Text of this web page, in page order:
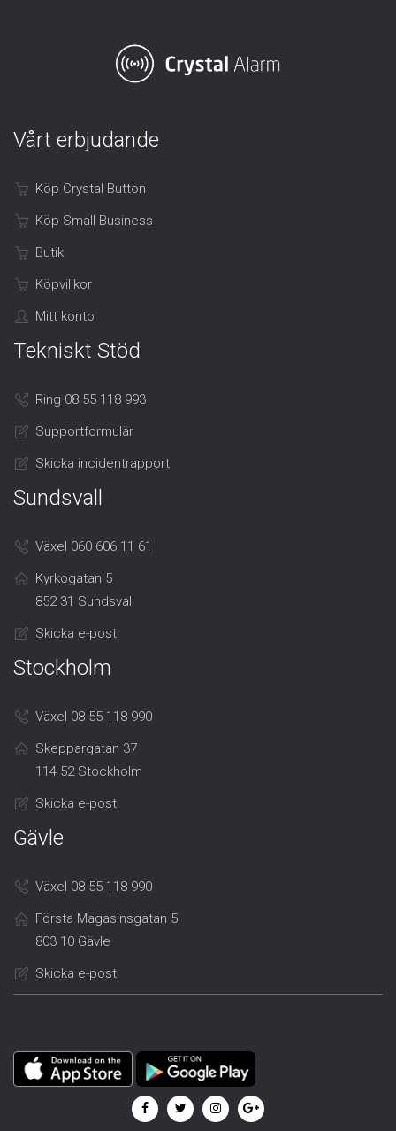
Vårt erbjudande
Köp Crystal Button
Köp Small Business
Butik
Köpvillkor
Mitt konto
Tekniskt Stöd
Ring 08 55 118 993
Supportformulär
Skicka incidentrapport
Sundsvall
Växel 060 606 11 61
Kyrkogatan 5
852 31 Sundsvall
Skicka e-post
Stockholm
Växel 08 55 118 990
Skeppargatan 37
114 52 Stockholm
Skicka e-post
Gävle
Växel 08 55 118 990
Första Magasinsgatan 5
803 10 Gävle
Skicka e-post